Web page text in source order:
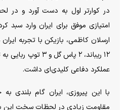
امتیازی موفق برای ایران وارد سبد
ارسلان کاظمی، بازیکن با تجربه
۱۲ ریباند، ۲ پاس گل
عملکرد دفاعی کلیدی‌ای داشت.
مقاومت زیادی در لحظات سخت این